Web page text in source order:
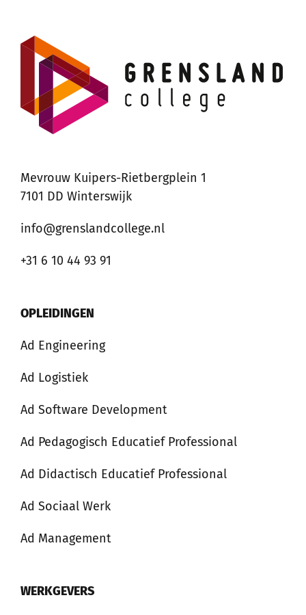
Mevrouw Kuipers-Rietbergplein 1
7101 DD Winterswijk
info@grenslandcollege.nl
+31 6 10 44 93 91
OPLEIDINGEN
Ad Engineering
Ad Logistiek
Ad Software Development
Ad Pedagogisch Educatief Professional
Ad Didactisch Educatief Professional
Ad Sociaal Werk
Ad Management
WERKGEVERS